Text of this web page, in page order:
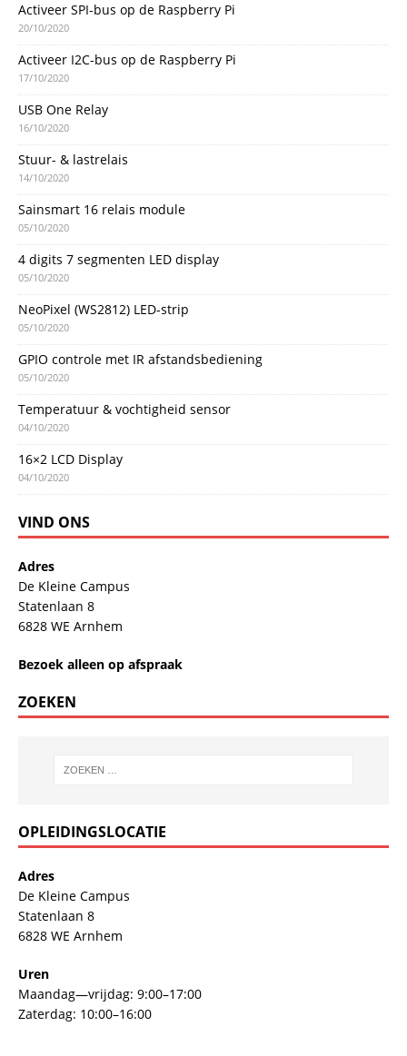
Activeer SPI-bus op de Raspberry Pi
20/10/2020
Activeer I2C-bus op de Raspberry Pi
17/10/2020
USB One Relay
16/10/2020
Stuur- & lastrelais
14/10/2020
Sainsmart 16 relais module
05/10/2020
4 digits 7 segmenten LED display
05/10/2020
NeoPixel (WS2812) LED-strip
05/10/2020
GPIO controle met IR afstandsbediening
05/10/2020
Temperatuur & vochtigheid sensor
04/10/2020
16×2 LCD Display
04/10/2020
VIND ONS
Adres
De Kleine Campus
Statenlaan 8
6828 WE Arnhem
Bezoek alleen op afspraak
ZOEKEN
OPLEIDINGSLOCATIE
Adres
De Kleine Campus
Statenlaan 8
6828 WE Arnhem
Uren
Maandag—vrijdag: 9:00–17:00
Zaterdag: 10:00–16:00